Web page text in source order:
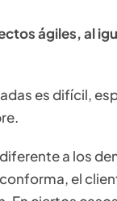
ágiles, al
es difícil,
a los
el